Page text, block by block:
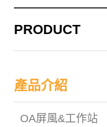
PRODUCT
產品介紹
OA屏風&工作站